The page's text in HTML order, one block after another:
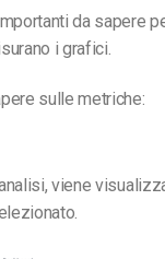
da sapere
i grafici.
sulle metriche:
viene